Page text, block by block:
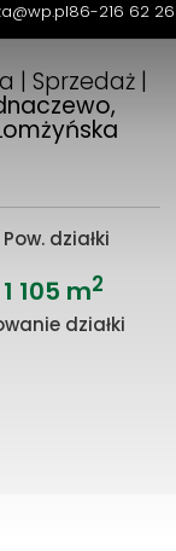
86-216 62 26
| Sprzedaż |
Pow. działki
1 105 m2
działki